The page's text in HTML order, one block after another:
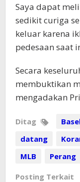
Saya dapat
sedikit curiga
keluar karena
pedesaan saat
Secara
membuktikan
mengadakan
Ditag
datang
MLB
Perang
Posting Terkait